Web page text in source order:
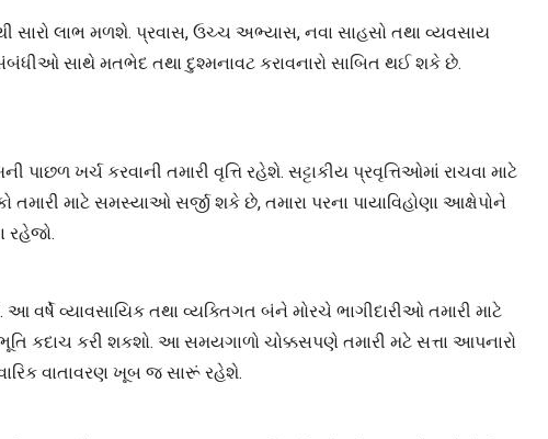
સારો લાભ મળશે. પ્રવાસ, ઉચ્ચ અભ્યાસ, નવા સાહસો તથા વ્યવસાય
સાથે મતભેદ તથા દુશ્મનાવટ કરાવનારો સાબિત થઈ શકે છે.
ખર્ચ કરવાની તમારી વૃત્તિ રહેશે. સટ્ટાકીય પ્રવૃત્તિઓમાં રાચવા માટે
માટે સમસ્યાઓ સર્જી શકે છે, તમારા પરના પાયાવિહોણા આક્ષેપોને
રહેજો.
વર્ષે વ્યાવસાયિક તથા વ્યક્તિગત બંને મોરચે ભાગીદારીઓ તમારી માટે
કદાચ કરી શકશો. આ સમયગાળો ચોક્કસપણે તમારી મટે સત્તા આપનારો
વાતાવરણ ખૂબ જ સારૂં રહેશે.